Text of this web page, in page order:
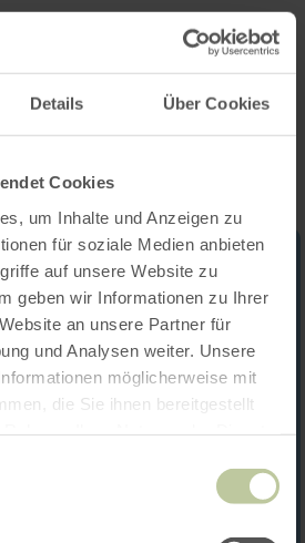
Details Über Cookies
Cookies
um Inhalte und Anzeigen zu
für soziale Medien anbieten
auf unsere Website zu
geben wir Informationen zu Ihrer
an unsere Partner für
und Analysen weiter. Unsere
möglicherweise mit
die Sie ihnen bereitgestellt